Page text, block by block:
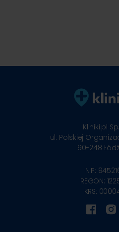
Kliniki.pl
ul. Polskiej
90-248
NIP:
REGON:
KRS: